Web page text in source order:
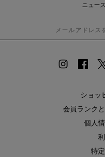
ニュー
ショッ
会員ランク
個人
特